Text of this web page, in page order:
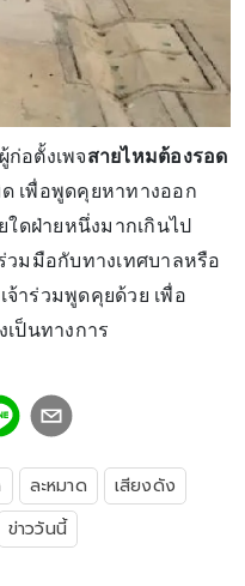
ก่อตั้งเพจสายไหมต้องรอด
ด เพื่อพูดคุยหาทางออก
ดฝ่ายหนึ่งมากเกินไป
มมือกับทางเทศบาลหรือ
าร่วมพูดคุยด้วย เพื่อ
ป็นทางการ
ละหมาด
เสียงดัง
ข่าววันนี้